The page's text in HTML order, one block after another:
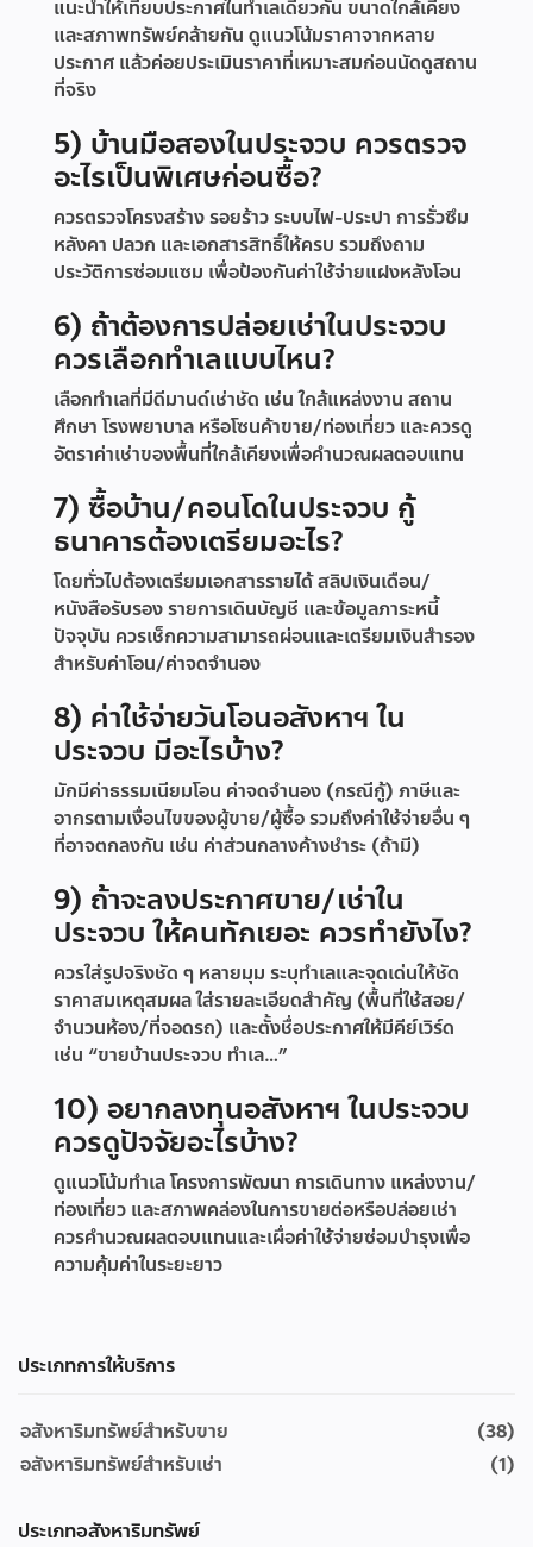
แนะนำให้เทียบประกาศในทำเลเดียวกัน ขนาดใกล้เคียง
และสภาพทรัพย์คล้ายกัน ดูแนวโน้มราคาจากหลาย
ประกาศ แล้วค่อยประเมินราคาที่เหมาะสมก่อนนัดดูสถาน
ที่จริง
5) บ้านมือสองในประจวบ ควรตรวจ
อะไรเป็นพิเศษก่อนซื้อ?
ควรตรวจโครงสร้าง รอยร้าว ระบบไฟ-ประปา การรั่วซึม
หลังคา ปลวก และเอกสารสิทธิ์ให้ครบ รวมถึงถาม
ประวัติการซ่อมแซม เพื่อป้องกันค่าใช้จ่ายแฝงหลังโอน
6) ถ้าต้องการปล่อยเช่าในประจวบ
ควรเลือกทำเลแบบไหน?
เลือกทำเลที่มีดีมานด์เช่าชัด เช่น ใกล้แหล่งงาน สถาน
ศึกษา โรงพยาบาล หรือโซนค้าขาย/ท่องเที่ยว และควรดู
อัตราค่าเช่าของพื้นที่ใกล้เคียงเพื่อคำนวณผลตอบแทน
7) ซื้อบ้าน/คอนโดในประจวบ กู้
ธนาคารต้องเตรียมอะไร?
โดยทั่วไปต้องเตรียมเอกสารรายได้ สลิปเงินเดือน/
หนังสือรับรอง รายการเดินบัญชี และข้อมูลภาระหนี้
ปัจจุบัน ควรเช็กความสามารถผ่อนและเตรียมเงินสำรอง
สำหรับค่าโอน/ค่าจดจำนอง
8) ค่าใช้จ่ายวันโอนอสังหาฯ ใน
ประจวบ มีอะไรบ้าง?
มักมีค่าธรรมเนียมโอน ค่าจดจำนอง (กรณีกู้) ภาษีและ
อากรตามเงื่อนไขของผู้ขาย/ผู้ซื้อ รวมถึงค่าใช้จ่ายอื่น ๆ
ที่อาจตกลงกัน เช่น ค่าส่วนกลางค้างชำระ (ถ้ามี)
9) ถ้าจะลงประกาศขาย/เช่าใน
ประจวบ ให้คนทักเยอะ ควรทำยังไง?
ควรใส่รูปจริงชัด ๆ หลายมุม ระบุทำเลและจุดเด่นให้ชัด
ราคาสมเหตุสมผล ใส่รายละเอียดสำคัญ (พื้นที่ใช้สอย/
จำนวนห้อง/ที่จอดรถ) และตั้งชื่อประกาศให้มีคีย์เวิร์ด
เช่น “ขายบ้านประจวบ ทำเล…”
10) อยากลงทุนอสังหาฯ ในประจวบ
ควรดูปัจจัยอะไรบ้าง?
ดูแนวโน้มทำเล โครงการพัฒนา การเดินทาง แหล่งงาน/
ท่องเที่ยว และสภาพคล่องในการขายต่อหรือปล่อยเช่า
ควรคำนวณผลตอบแทนและเผื่อค่าใช้จ่ายซ่อมบำรุงเพื่อ
ความคุ้มค่าในระยะยาว
ประเภทการให้บริการ
อสังหาริมทรัพย์สำหรับขาย
(38)
อสังหาริมทรัพย์สำหรับเช่า
(1)
ประเภทอสังหาริมทรัพย์